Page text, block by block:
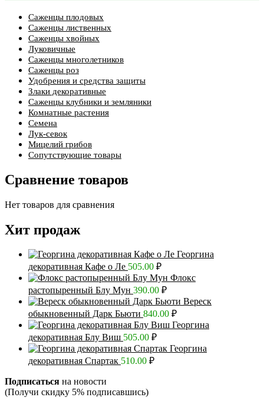
Саженцы плодовых
Саженцы лиственных
Саженцы хвойных
Луковичные
Саженцы многолетников
Саженцы роз
Удобрения и средства защиты
Злаки декоративные
Саженцы клубники и земляники
Комнатные растения
Семена
Лук-севок
Мицелий грибов
Сопутствующие товары
Сравнение товаров
Нет товаров для сравнения
Хит продаж
Георгина
декоративная Кафе о Ле 505.00 ₽
Флокс
растопыренный Блу Мун 390.00 ₽
Вереск
обыкновенный Дарк Бьюти 840.00 ₽
Георгина
декоративная Блу Виш 505.00 ₽
Георгина
декоративная Спартак 510.00 ₽
Подписаться на новости
(Получи скидку 5% подписавшись)